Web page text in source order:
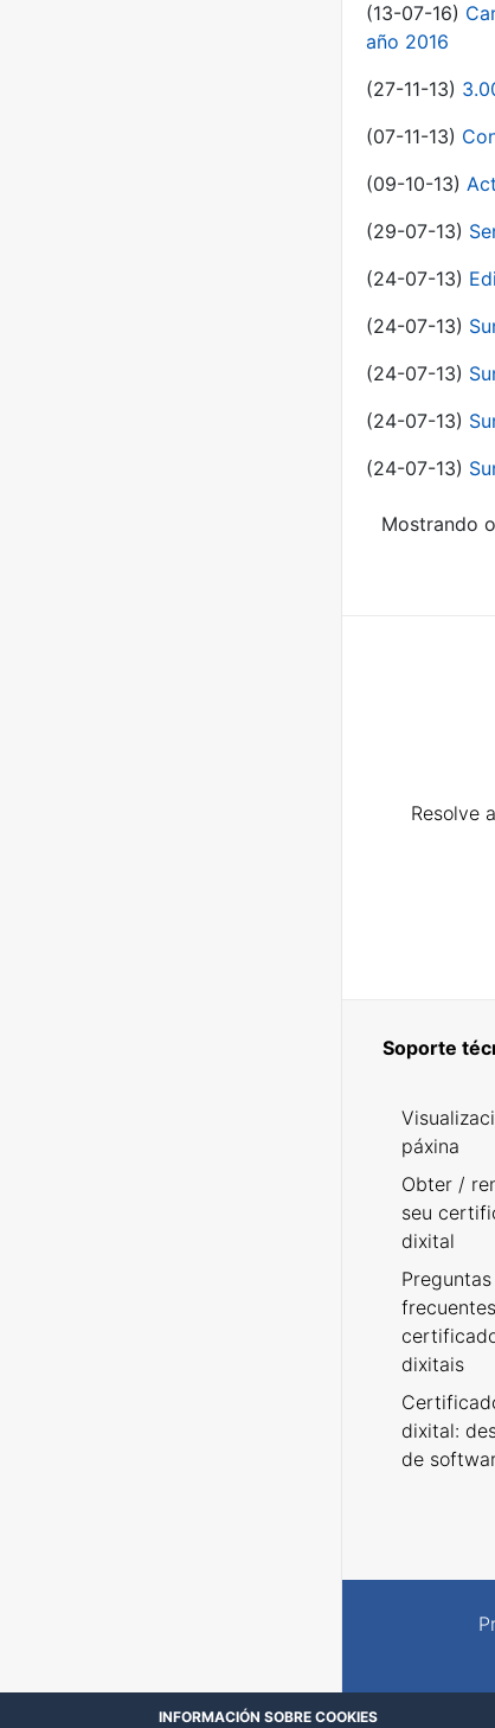
(13-07-16)
año 2016
(27-11-13)
(07-11-13)
(09-10-13)
(29-07-13)
(24-07-13)
(24-07-13)
(24-07-13)
(24-07-13)
(24-07-13)
Mostrando
Resolve
Soporte
páxina
Obter /
seu
dixital
dixitais
dixital:
de
INFORMACIÓN SOBRE COOKIES